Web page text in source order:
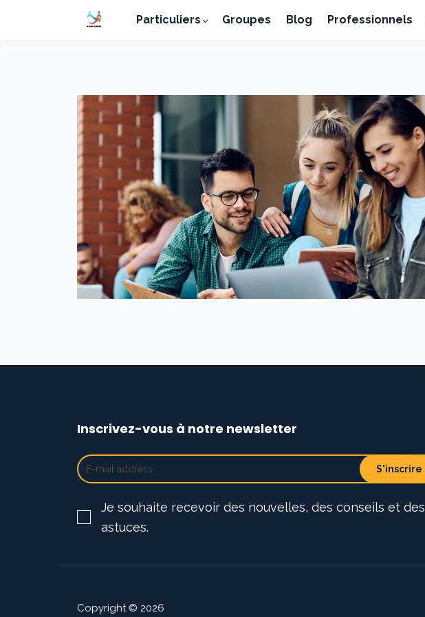
Particuliers Groupes Blog Professionnels
Inscrivez-vous à notre newsletter
S'inscrire
Je souhaite recevoir des nouvelles, des conseils et des
astuces.
Copyright © 2026